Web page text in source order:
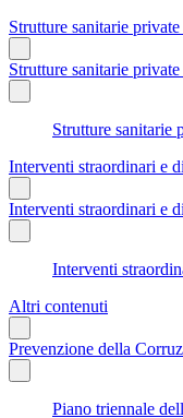
Strutture sanitarie
Strutture sanitarie
Strutture sanitarie
Interventi straordinari e
Interventi straordinari e
Interventi
Altri contenuti
Prevenzione della
Piano triennale